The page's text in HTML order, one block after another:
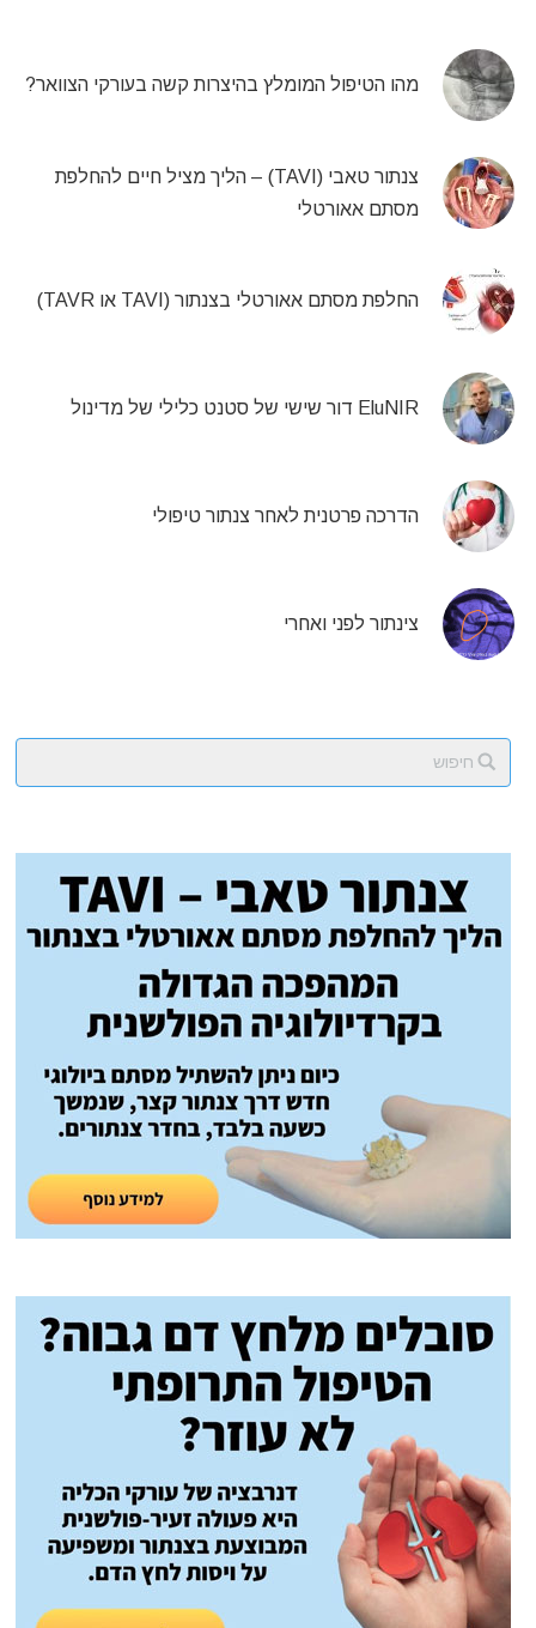
מהו הטיפול המומלץ בהיצרות קשה בעורקי הצוואר?
צנתור טאבי (TAVI) – הליך מציל חיים להחלפת
מסתם אאורטלי
החלפת מסתם אאורטלי בצנתור (TAVI או TAVR)
EluNIR דור שישי של סטנט כלילי של מדינול
הדרכה פרטנית לאחר צנתור טיפולי
צינתור לפני ואחרי